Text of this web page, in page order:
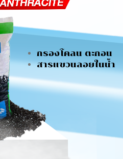
กรองโคลน ตะกอน
สารแขวนลอยในน้ำ